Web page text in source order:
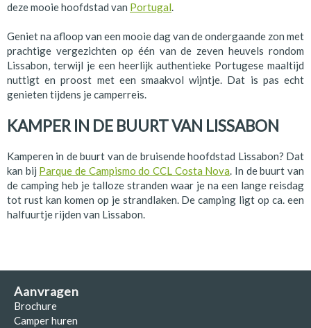
deze mooie hoofdstad van Portugal.
Geniet na afloop van een mooie dag van de ondergaande zon met
prachtige vergezichten op één van de zeven heuvels rondom
Lissabon, terwijl je een heerlijk authentieke Portugese maaltijd
nuttigt en proost met een smaakvol wijntje. Dat is pas echt
genieten tijdens je camperreis.
KAMPER IN DE BUURT VAN LISSABON
Kamperen in de buurt van de bruisende hoofdstad Lissabon? Dat
kan bij Parque de Campismo do CCL Costa Nova. In de buurt van
de camping heb je talloze stranden waar je na een lange reisdag
tot rust kan komen op je strandlaken. De camping ligt op ca. een
halfuurtje rijden van Lissabon.
Aanvragen
Brochure
Camper huren